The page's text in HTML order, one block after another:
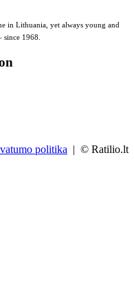
in Lithuania, yet always young and
1968.
politika | © Ratilio.lt